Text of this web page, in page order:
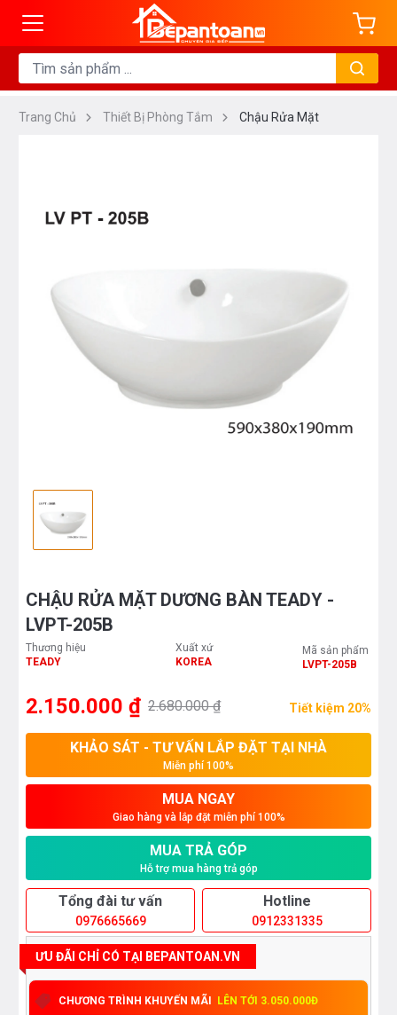
Trang Chủ Thiết Bị Phòng Tắm Chậu Rửa Mặt
CHẬU RỬA MẶT DƯƠNG BÀN TEADY -
LVPT-205B
Thương hiệu
TEADY
Xuất xứ
KOREA
Mã sản phẩm
LVPT-205B
2.150.000 ₫ 2.680.000 ₫ Tiết kiệm 20%
KHẢO SÁT - TƯ VẤN LẮP ĐẶT TẠI NHÀ
Miễn phí 100%
MUA NGAY
Giao hàng và lắp đặt miễn phí 100%
MUA TRẢ GÓP
Hỗ trợ mua hàng trả góp
Tổng đài tư vấn
0976665669
Hotline
0912331335
ƯU ĐÃI CHỈ CÓ TẠI BEPANTOAN.VN
CHƯƠNG TRÌNH KHUYẾN MÃI LÊN TỚI 3.050.000Đ